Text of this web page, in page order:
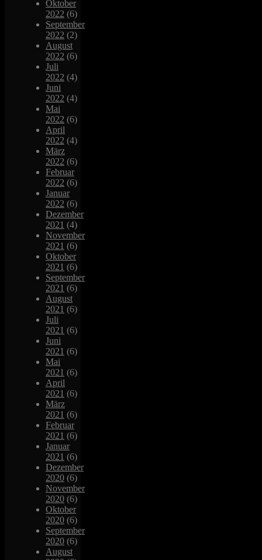
Oktober
2022 (6)
September
2022 (2)
August
2022 (6)
Juli
2022 (4)
Juni
2022 (4)
Mai
2022 (6)
April
2022 (4)
März
2022 (6)
Februar
2022 (6)
Januar
2022 (6)
Dezember
2021 (4)
November
2021 (6)
Oktober
2021 (6)
September
2021 (6)
August
2021 (6)
Juli
2021 (6)
Juni
2021 (6)
Mai
2021 (6)
April
2021 (6)
März
2021 (6)
Februar
2021 (6)
Januar
2021 (6)
Dezember
2020 (6)
November
2020 (6)
Oktober
2020 (6)
September
2020 (6)
August